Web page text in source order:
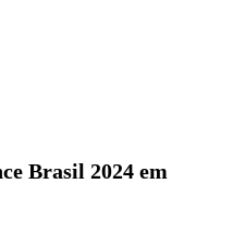
Brasil 2024 em